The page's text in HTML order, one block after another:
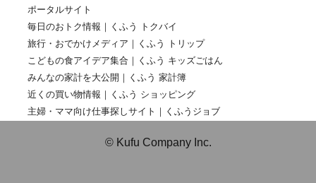
ポータルサイト
毎日のおトク情報｜くふう トクバイ
旅行・おでかけメディア｜くふう トリップ
こどもの食アイデア集合｜くふう キッズごはん
みんなの家計を大公開｜くふう 家計簿
近くの買い物情報｜くふう ショッピング
主婦・ママ向け仕事探しサイト｜くふうジョブ
© Kufu Company Inc.